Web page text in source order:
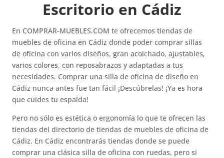
Escritorio en Cádiz
En COMPRAR-MUEBLES.COM te ofrecemos tiendas de
muebles de oficina en Cádiz donde poder comprar sillas
de oficina con varios diseños, gran acolchado, ajustables,
varios colores, con reposabrazos y adaptadas a tus
necesidades. Comprar una silla de oficina de diseño en
Cádiz nunca antes fue tan fácil ¡Descúbrelas! ¡Ya es hora
que cuides tu espalda!
Pero no sólo es estética o ergonomía lo que te ofrecen las
tiendas del directorio de tiendas de muebles de oficina de
Cádiz. En Cádiz encontrarás tiendas donde se puede
comprar una clásica silla de oficina con ruedas, pero si